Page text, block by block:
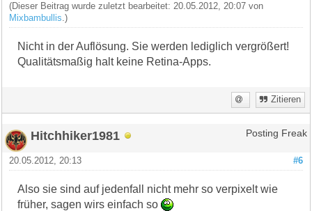
(Dieser Beitrag wurde zuletzt bearbeitet: 20.05.2012, 20:07 von
Mixbambullis .)
Nicht in der Auflösung. Sie werden lediglich vergrößert!
Qualitätsmaßig halt keine Retina-Apps.
Zitieren
Hitchhiker1981 Posting Freak
#6
20.05.2012, 20:13
Also sie sind auf jedenfall nicht mehr so verpixelt wie
früher, sagen wirs einfach so